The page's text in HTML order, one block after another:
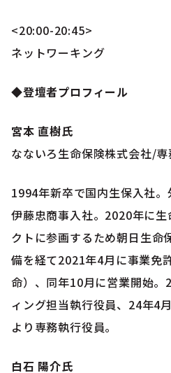
<20:00-20:45>
ネットワーキング
◆登壇者プロフィール
宮本 直樹氏
なないろ生命保険株式会社/
1994年新卒で国内生保入社
伊藤忠商事入社。2020年に
クトに参画するため朝日生命
備を経て2021年4月に事業免
命）、同年10月に営業開始。
ィング担当執行役員、24年4
より専務執行役員。
白石 陽介氏